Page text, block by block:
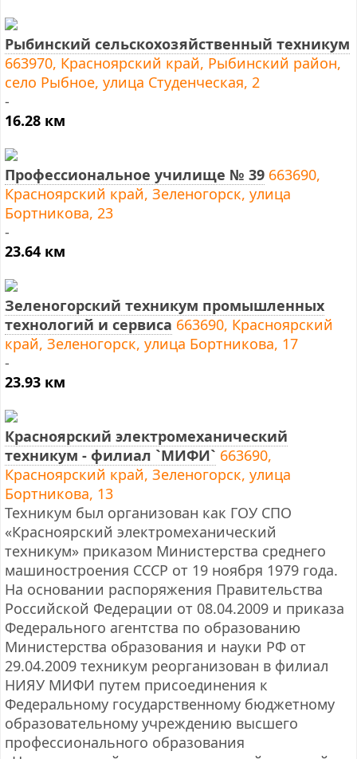
Рыбинский сельскохозяйственный техникум
663970, Красноярский край, Рыбинский район,
село Рыбное, улица Студенческая, 2
-
16.28 км
Профессиональное училище № 39 663690,
Красноярский край, Зеленогорск, улица
Бортникова, 23
-
23.64 км
Зеленогорский техникум промышленных
технологий и сервиса 663690, Красноярский
край, Зеленогорск, улица Бортникова, 17
-
23.93 км
Красноярский электромеханический
техникум - филиал `МИФИ` 663690,
Красноярский край, Зеленогорск, улица
Бортникова, 13
Техникум был организован как ГОУ СПО
«Красноярский электромеханический
техникум» приказом Министерства среднего
машиностроения СССР от 19 ноября 1979 года.
На основании распоряжения Правительства
Российской Федерации от 08.04.2009 и приказа
Федерального агентства по образованию
Министерства образования и науки РФ от
29.04.2009 техникум реорганизован в филиал
НИЯУ МИФИ путем присоединения к
Федеральному государственному бюджетному
образовательному учреждению высшего
профессионального образования